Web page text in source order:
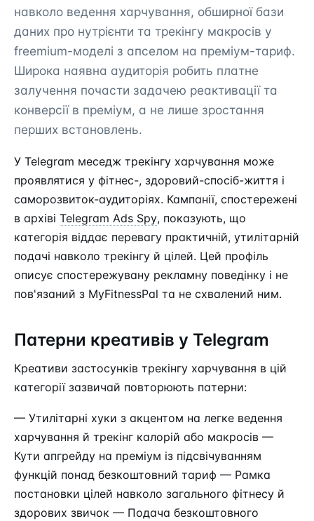
навколо ведення харчування, обширної бази
даних про нутрієнти та трекінгу макросів у
freemium-моделі з апселом на преміум-тариф.
Широка наявна аудиторія робить платне
залучення почасти задачею реактивації та
конверсії в преміум, а не лише зростання
перших встановлень.
У Telegram меседж трекінгу харчування може
проявлятися у фітнес-, здоровий-спосіб-життя і
саморозвиток-аудиторіях. Кампанії, спостережені
в архіві Telegram Ads Spy, показують, що
категорія віддає перевагу практичній, утилітарній
подачі навколо трекінгу й цілей. Цей профіль
описує спостережувану рекламну поведінку і не
пов'язаний з MyFitnessPal та не схвалений ним.
Патерни креативів у Telegram
Креативи застосунків трекінгу харчування в цій
категорії зазвичай повторюють патерни:
— Утилітарні хуки з акцентом на легке ведення
харчування й трекінг калорій або макросів —
Кути апгрейду на преміум із підсвічуванням
функцій понад безкоштовний тариф — Рамка
постановки цілей навколо загального фітнесу й
здорових звичок — Подача безкоштовного